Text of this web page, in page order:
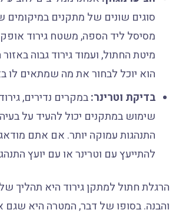
סוגים שונים של מתקנים במיקומים
מסיסל ליד הספה, משטח גירוד
מיטת החתול, ועמוד גירוד גבוה
הוא יוכל לבחור את מה שמתאים לו
בדיקת וטרינר:במקרים נדירים,
שימוש במתקנים יכול להעיד על בעיה
התנהגות עמוקה יותר. אם אתם
להתייעץ עם וטרינר או עם יועץ
הרגלת חתול למתקן גירוד היא תהליך
והבנה. בסופו של דבר, המטרה היא שגם